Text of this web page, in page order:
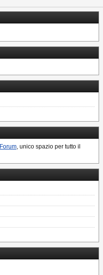
Forum, unico spazio per tutto il